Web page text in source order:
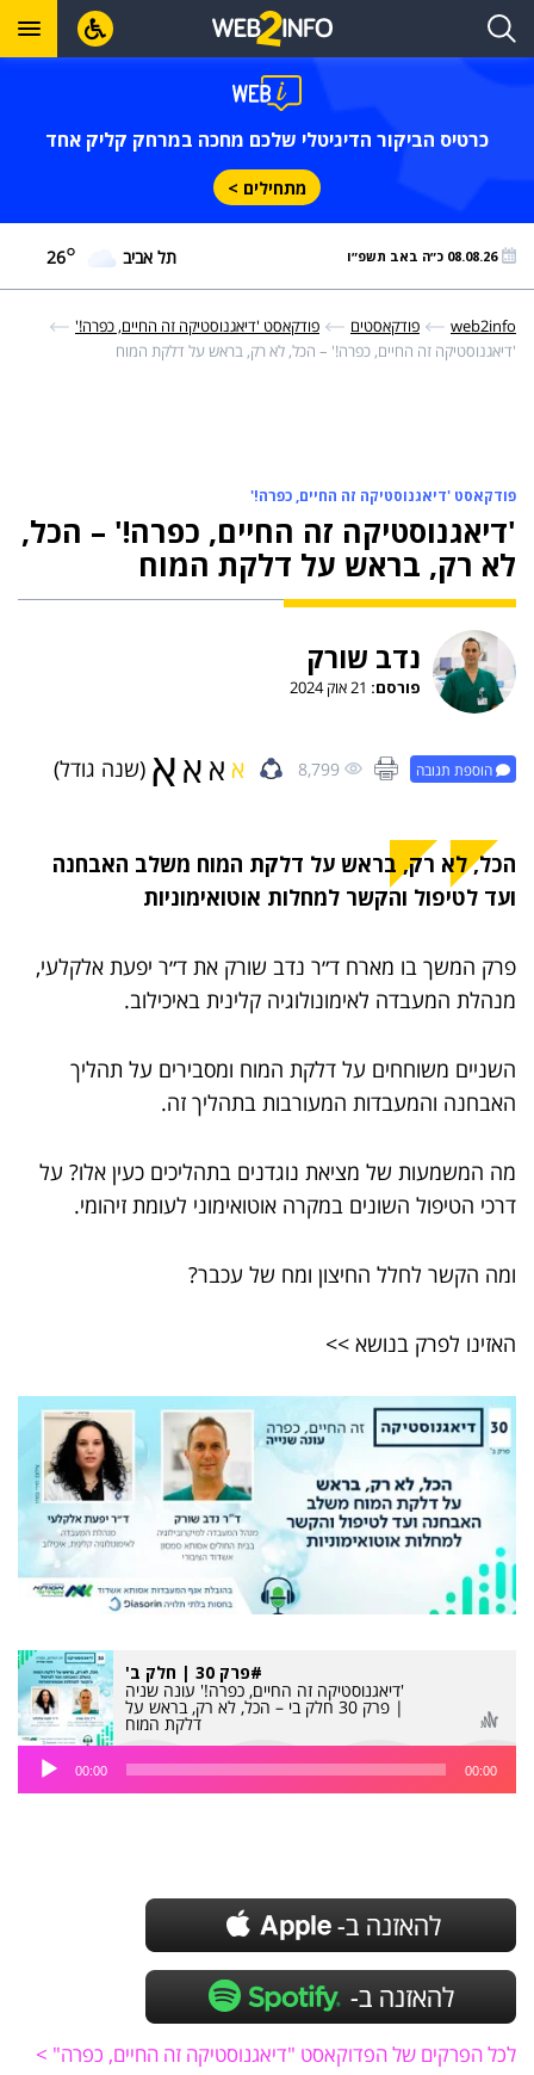
כרטיס הביקור הדיגיטלי שלכם מחכה במרחק קליק אחד
מתחילים >
08.08.26 כ״ה באב תשפ״ו תל אביב 26°
web2info פודקאסטים
פודקאסט 'דיאגנוסטיקה זה החיים, כפרה!'
'דיאגנוסטיקה זה החיים, כפרה!' – הכל, לא רק, בראש על דלקת המוח
פודקאסט 'דיאגנוסטיקה זה החיים, כפרה!'
'דיאגנוסטיקה זה החיים, כפרה!' – הכל,
לא רק, בראש על דלקת המוח
נדב שורק
פורסם:
הוספת תגובה 8,799 א א אא (שנה גודל)
הכל, לא רק, בראש על דלקת המוח משלב האבחנה
ועד לטיפול והקשר למחלות אוטואימוניות
פרק המשך בו מארח ד״ר נדב שורק את ד״ר יפעת אלקלעי,
מנהלת המעבדה לאימונולוגיה קלינית באיכילוב.
השניים משוחחים על דלקת המוח ומסבירים על תהליך
האבחנה והמעבדות המעורבות בתהליך זה.
מה המשמעות של מציאת נוגדנים בתהליכים כעין אלו? על
דרכי הטיפול השונים במקרה אוטואימוני לעומת זיהומי.
ומה הקשר לחלל החיצון ומח של עכבר?
האזינו לפרק בנושא >>
#פרק 30 | חלק ב'
'דיאגנוסטיקה זה החיים, כפרה!' עונה שניה
| פרק 30 חלק בי – הכל, לא רק, בראש על
דלקת המוח
אודיו
00:00 00:00
לכל הפרקים של הפדוקאסט "דיאגנוסטיקה זה החיים, כפרה" >